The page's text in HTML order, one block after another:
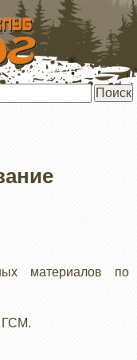
материалов по
ГСМ.